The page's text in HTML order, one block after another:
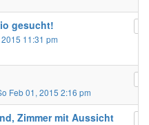
gesucht!
11:31 pm
Feb 01, 2015 2:16 pm
Zimmer mit Aussicht